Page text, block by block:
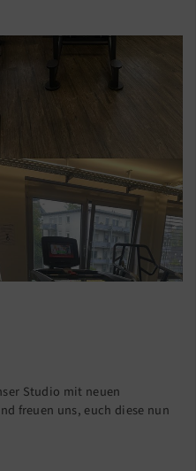
Studio mit neuen
freuen uns, euch diese nun